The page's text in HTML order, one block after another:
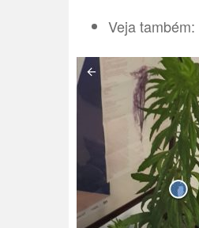
Veja também: